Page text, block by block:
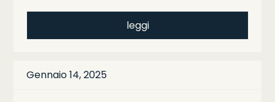
leggi
Gennaio 14, 2025